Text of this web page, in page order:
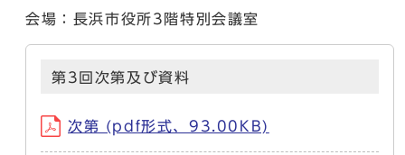
会場：長浜市役所3階特別会議室
第3回次第及び資料
次第 (pdf形式、93.00KB)